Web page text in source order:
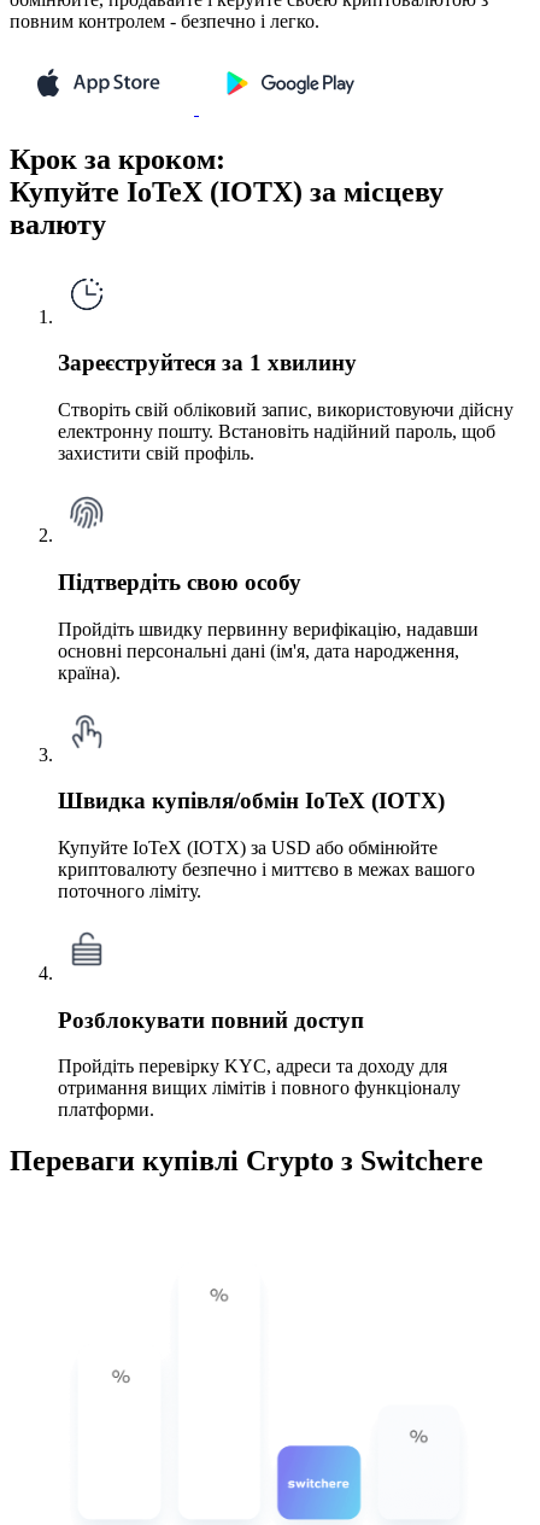
повним контролем - безпечно і легко.
Крок за кроком:
Купуйте IoTeX (IOTX) за місцеву
валюту
Зареєструйтеся за 1 хвилину
Створіть свій обліковий запис, використовуючи дійсну
електронну пошту. Встановіть надійний пароль, щоб
захистити свій профіль.
Підтвердіть свою особу
Пройдіть швидку первинну верифікацію, надавши
основні персональні дані (ім'я, дата народження,
країна).
Швидка купівля/обмін IoTeX (IOTX)
Купуйте IoTeX (IOTX) за USD або обмінюйте
криптовалюту безпечно і миттєво в межах вашого
поточного ліміту.
Розблокувати повний доступ
Пройдіть перевірку KYC, адреси та доходу для
отримання вищих лімітів і повного функціоналу
платформи.
Переваги купівлі Crypto з Switchere